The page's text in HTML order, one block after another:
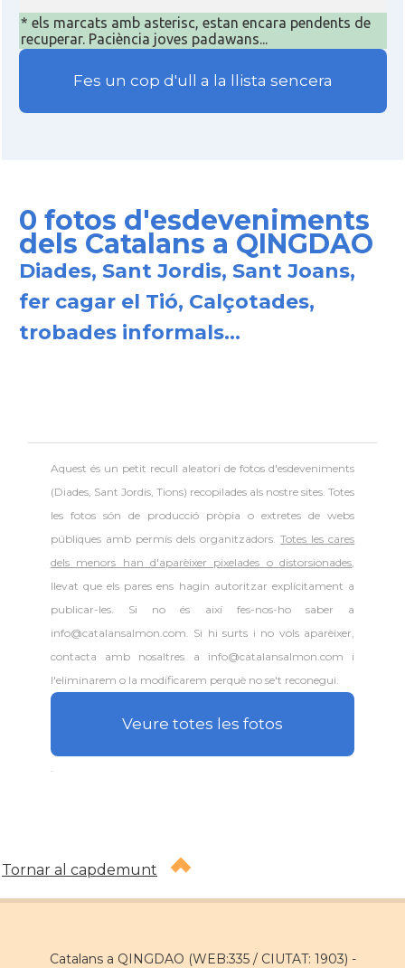
* els marcats amb asterisc, estan encara pendents de
recuperar. Paciència joves padawans...
Fes un cop d'ull a la llista sencera
0 fotos d'esdeveniments
dels Catalans a QINGDAO
Diades, Sant Jordis, Sant Joans,
fer cagar el Tió, Calçotades,
trobades informals...
Aquest és un petit recull aleatori defotos d'esdeveniments
(Diades, Sant Jordis, Tions) recopilades als nostre sites. Totes
les fotos són de producció pròpia o extretes de webs
públiques amb permís dels organitzadors.Totes les cares
dels menors han d'aparèixer pixelades o distorsionades,
llevat que els pares ens hagin autoritzar explícitament a
publicar-les. Si no és així fes-nos-ho saber a
info@catalansalmon.com. Si hi surts i no vols aparèixer,
contacta amb nosaltres a info@catalansalmon.com i
l'eliminarem o la modificarem perquè no se't reconegui.
Veure totes les fotos
Tornar al capdemunt
Catalans a QINGDAO (WEB:335 / CIUTAT: 1903) -